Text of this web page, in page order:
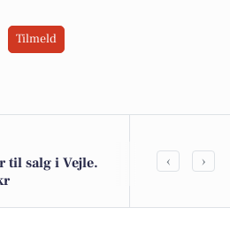
Tilmeld
til salg i Vejle.
Vindingvej
‹ ›